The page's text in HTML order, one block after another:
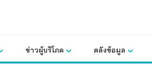
ข่าวผู้บริโภค คลังข้อมูล